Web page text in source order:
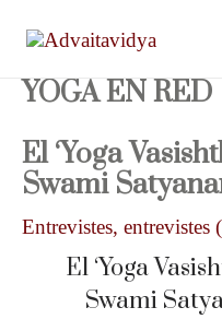
contingut
YOGA EN RED
El ‘Yoga
Swami
Entrevistes, entrevistes
El ‘Yoga
Swami